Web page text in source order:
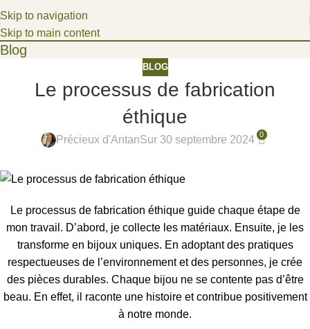
Skip to navigation
Skip to main content
Bienvenue dans un univers poétique, où les fragments du
passé deviennent des joyaux d'aujourd'hui.
Blog
BLOG
Le processus de fabrication
éthique
Précieux d'AntanSur 30 septembre 2024 0
Le processus de fabrication éthique guide chaque étape de
mon travail. D’abord, je collecte les matériaux. Ensuite, je les
transforme en bijoux uniques. En adoptant des pratiques
respectueuses de l’environnement et des personnes, je crée
des pièces durables. Chaque bijou ne se contente pas d’être
beau. En effet, il raconte une histoire et contribue positivement
à notre monde.